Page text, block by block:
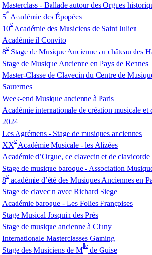
Masterclass - Ballade autour des Orgues
5
e
Académie des Épopées
10
e
Académie des Musiciens de Saint Julien
Académie il Convito
8
e
Stage de Musique Ancienne au château des
Stage de Musique Ancienne en Pays de Rennes
Master-Classe de Clavecin du Centre de
Sauternes
Week-end Musique ancienne à Paris
Académie internationale de création musicale et
2024
Les Agrémens - Stage de musiques anciennes
XX
e
Académie Musicale - les Alizées
Académie d’Orgue, de clavecin et de clavicorde
Stage de musique baroque - Association
8
e
académie d’été des Musiques Anciennes en
Stage de clavecin avec Richard Siegel
Académie baroque - Les Folies Françoises
Stage Musical Josquin des Prés
Stage de musique ancienne à Cluny
Internationale Masterclasses Gaming
Stage des Musiciens de M
lle
de Guise